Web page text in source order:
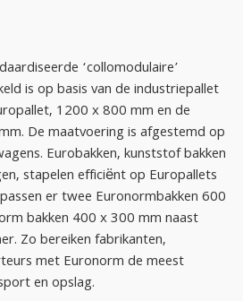
‘collomodulaire’
is op basis van de industriepallet
1200 x 800 mm en de
De maatvoering is afgestemd op
Eurobakken, kunststof bakken
stapelen efficiënt op Europallets
er twee Euronormbakken 600
bakken 400 x 300 mm naast
Zo bereiken fabrikanten,
met Euronorm de meest
en opslag.